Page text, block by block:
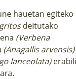
hauetan egiteko
deitutako
(Verbena
(Anagallis arvensis)
lanceolata)